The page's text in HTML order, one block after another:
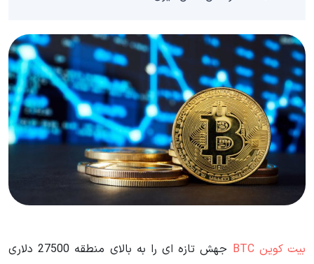
بیت کوین BTC
جهش تازه ای را به بالای منطقه 27500 دلاری